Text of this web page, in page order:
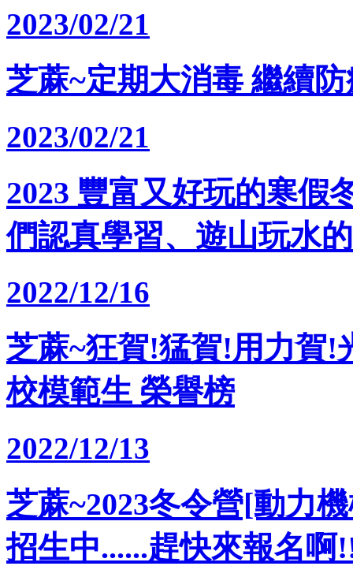
2023/02/21
芝蔴~定期大消毒 繼續
2023/02/21
2023 豐富又好玩的寒假
們認真學習、遊山玩水
2022/12/16
芝蔴~狂賀!猛賀!用力賀!
校模範生 榮譽榜
2022/12/13
芝蔴~2023冬令營[動力
招生中......趕快來報名啊